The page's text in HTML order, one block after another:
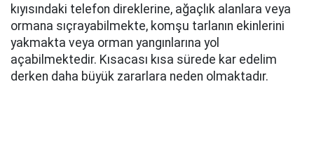
kıyısındaki telefon direklerine, ağaçlık alanlara veya
ormana sıçrayabilmekte, komşu tarlanın ekinlerini
yakmakta veya orman yangınlarına yol
açabilmektedir. Kısacası kısa sürede kar edelim
derken daha büyük zararlara neden olmaktadır.